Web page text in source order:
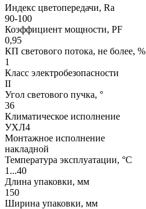
Индекс цветопередачи, Ra
90-100
Коэффициент мощности, PF
0,95
КП светового потока, не более, %
1
Класс электробезопасности
II
Угол светового пучка, °
36
Климатическое исполнение
УХЛ4
Монтажное исполнение
накладной
Температура эксплуатации, °С
1...40
Длина упаковки, мм
150
Ширина упаковки, мм